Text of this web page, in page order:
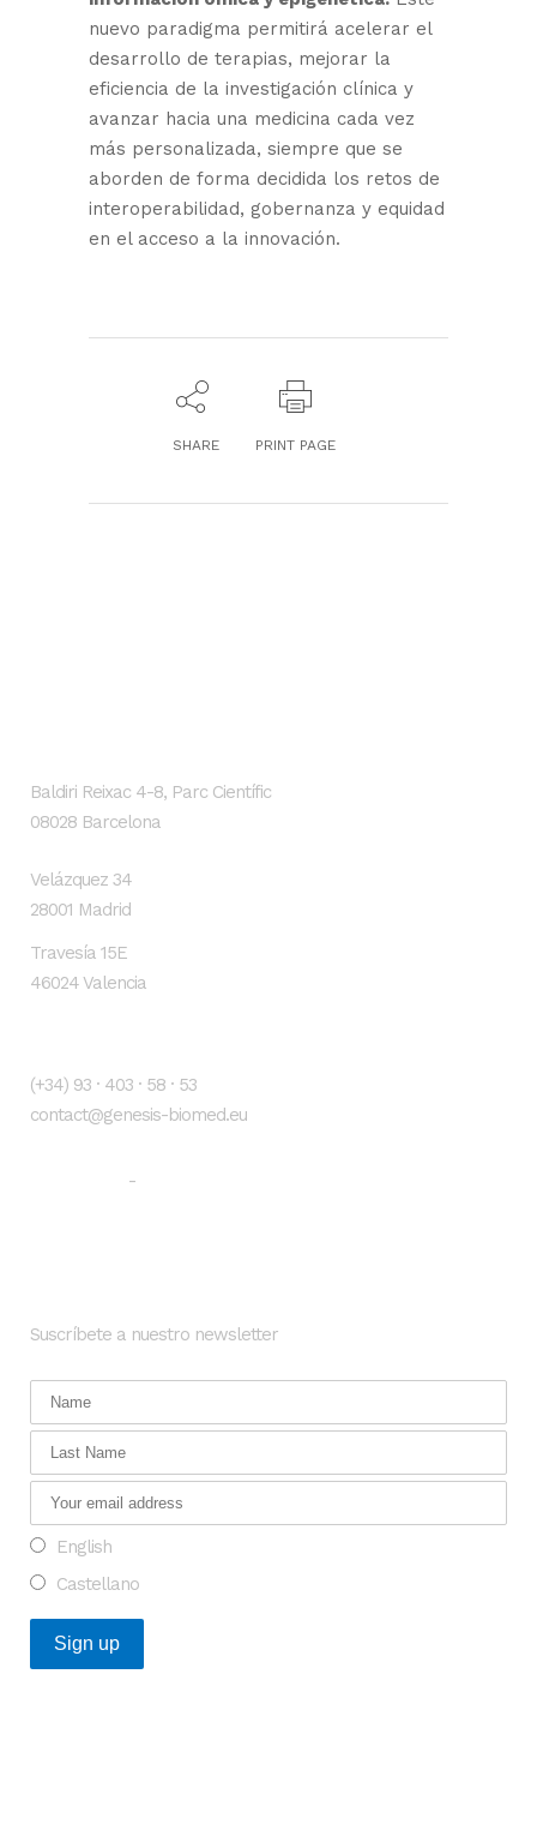
nuevo paradigma permitirá acelerar el
desarrollo de terapias, mejorar la
eficiencia de la investigación clínica y
avanzar hacia una medicina cada vez
más personalizada, siempre que se
aborden de forma decidida los retos de
interoperabilidad, gobernanza y equidad
en el acceso a la innovación.
SHARE PRINT PAGE
Baldiri Reixac 4-8, Parc Científic
08028 Barcelona
Velázquez 34
28001 Madrid
Travesía 15E
46024 Valencia
(+34) 93 · 403 · 58 · 53
contact@genesis-biomed.eu
-
Suscríbete a nuestro newsletter
English
Castellano